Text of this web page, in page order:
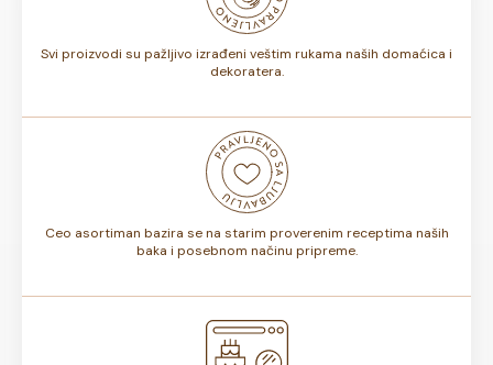
Svi proizvodi su pažljivo izrađeni veštim rukama naših domaćica i
dekoratera.
Ceo asortiman bazira se na starim proverenim receptima naših
baka i posebnom načinu pripreme.